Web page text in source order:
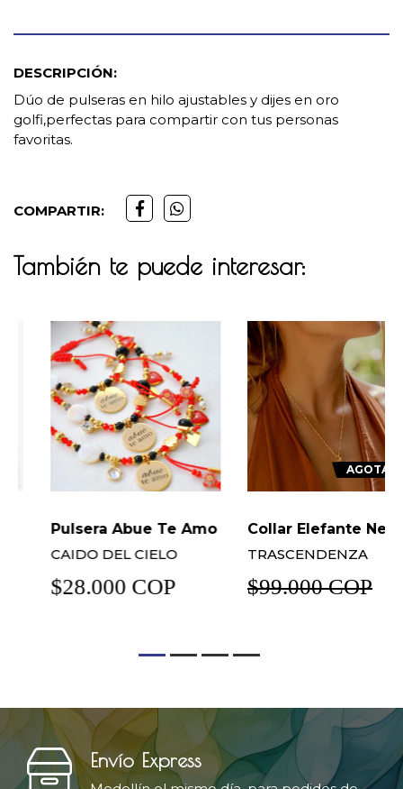
DESCRIPCIÓN:
Dúo de pulseras en hilo ajustables y dijes en oro
golfi,perfectas para compartir con tus personas
favoritas.
COMPARTIR:
También te puede interesar:
Pulsera Abue Te Amo
CAIDO DEL CIELO
$28.000 COP
AGOTADO
Collar Elefante New
TRASCENDENZA
$99.000 COP
Envío Express